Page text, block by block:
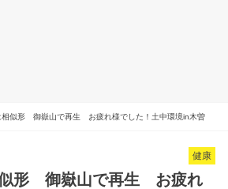
相似形 御嶽山で再生 お疲れ様でした！土中環境in木曽
健康
似形 御嶽山で再生 お疲れ